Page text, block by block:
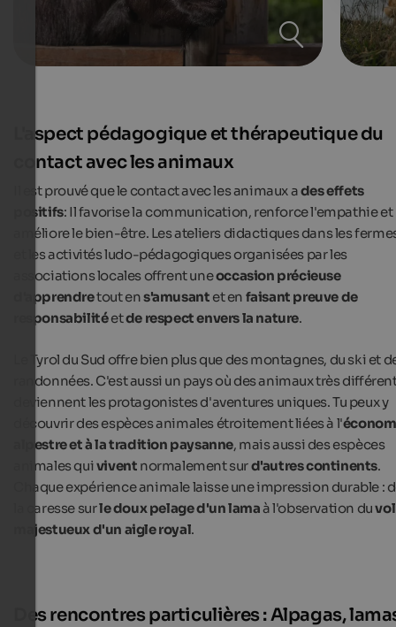
L'aspect pédagogique et thérapeutique du
contact avec les animaux
Il est prouvé que le contact avec les animaux ades effets
positifs: Il favorise la communication, renforce l'empathie et
améliore le bien-être. Les ateliers didactiques dans les
et les activités ludo-pédagogiques organisées par les
associations locales offrent uneoccasion précieuse
d'apprendretout ens'amusant et en faisant preuve de
responsabilitéetde respect envers la nature.
Le Tyrol du Sud offre bien plus que des montagnes, du ski et
randonnées. C'est aussi un pays où des animaux très
deviennent les protagonistes d'aventures uniques. Tu peux y
découvrir des espèces animales étroitement liées à l'
alpestre et à la tradition paysanne, mais aussi des espèces
animales quivivent normalement surd'autres continents.
Chaque expérience animale laisse une impression durable :
la caresse surle doux pelage d'un lamaà l'observation duvol
majestueux d'un aigle royal.
Des rencontres particulières : Alpagas,